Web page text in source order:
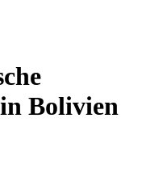
Bolivien